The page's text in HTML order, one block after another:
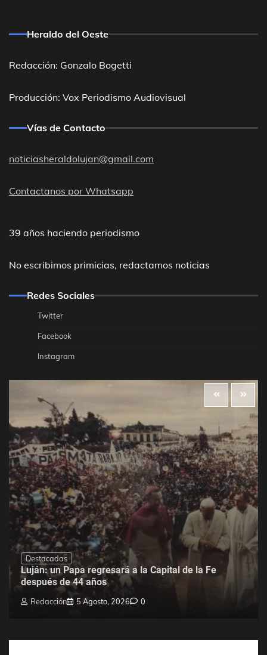
Heraldo del Oeste
Redacción: Gonzalo Bogetti
Producción: Vox Periodismo Audiovisual
Vías de Contacto
noticiasheraldolujan@gmail.com
Contactanos por Whatsapp
39 años haciendo periodismo
No escribimos primicias, redactamos noticias
Redes Sociales
Twitter
Facebook
Instagram
Destacadas
Luján: un Papa regresará a la Capital de la Fe
después de 44 años
Redacción 5 Agosto, 2026 0